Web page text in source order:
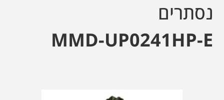
נסתרים
MMD-UP0241HP-E